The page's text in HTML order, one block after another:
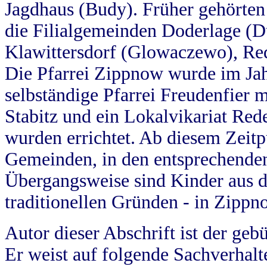
Jagdhaus (Budy). Früher
die Filialgemeinden Doderlage
Klawittersdorf (Glowaczewo),
Die Pfarrei Zippnow wurde im
selbständige Pfarrei Freudenfier
Stabitz und ein Lokalvikariat
wurden errichtet. Ab diesem
Gemeinden, in den
Übergangsweise sind Kinder aus
traditionellen Gründen - in
Autor dieser Abschrift ist der
Er weist auf folgende